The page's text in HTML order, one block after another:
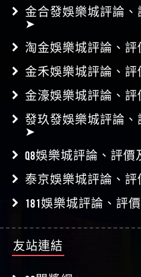
➤
淘金娛樂城評論、評
金禾娛樂城評論、
金濠娛樂城評論、
發玖發娛樂城評論
➤
Q8娛樂城評論、評
泰京娛樂城評論、評
181娛樂城評論、評
友站連結
96開獎網 ➤